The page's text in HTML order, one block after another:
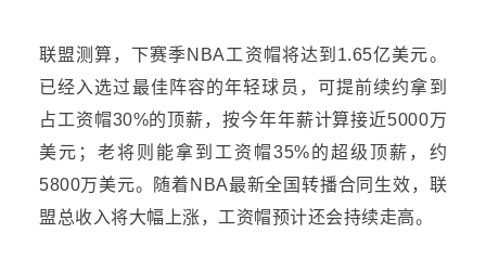
联盟测算，下赛季 NBA工资帽将达到1.65亿美元。
已经入选过最佳阵容的年轻球员，可提前续约拿到
占工资帽30%的顶薪，按今年年薪计算接近5000万
美元；老将则能拿到工资帽35%的超级顶薪 ，约
5800万美元。随着NBA最新全国转播合同 生效，联
盟总收入将大幅上涨，工资帽预计还会持续走高。